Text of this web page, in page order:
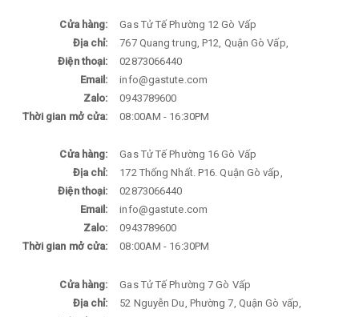
Cửa hàng:
Gas Tử Tế Phường 12 Gò Vấp
Địa chỉ:
767 Quang trung, P12, Quận Gò Vấp,
Điện thoại:
02873066440
Email:
info@gastute.com
Zalo:
0943789600
Thời gian mở cửa:
08:00AM - 16:30PM
Cửa hàng:
Gas Tử Tế Phường 16 Gò Vấp
Địa chỉ:
172 Thống Nhất. P16. Quận Gò vấp,
Điện thoại:
02873066440
Email:
info@gastute.com
Zalo:
0943789600
Thời gian mở cửa:
08:00AM - 16:30PM
Cửa hàng:
Gas Tử Tế Phường 7 Gò Vấp
Địa chỉ:
52 Nguyễn Du, Phường 7, Quận Gò vấp,